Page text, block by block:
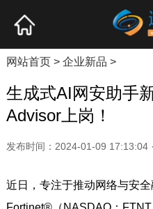
产业资讯
网站首页> 企业新品 >
生成式AI网安助手
Advisor上岗！
发布时间：2024-01-09 17:13:04
近日，专注于推动网络与安